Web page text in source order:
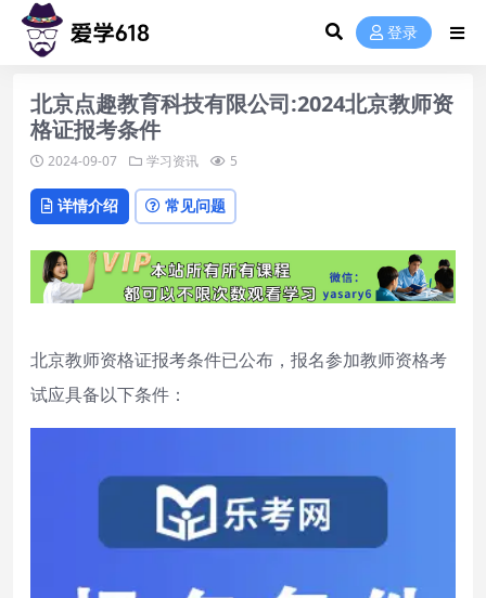
登录
北京点趣教育科技有限公司:2024北京教师资
格证报考条件
2024-09-07 学习资讯 5
详情介绍 常见问题
北京教师资格证报考条件已公布，报名参加教师资格考
试应具备以下条件：